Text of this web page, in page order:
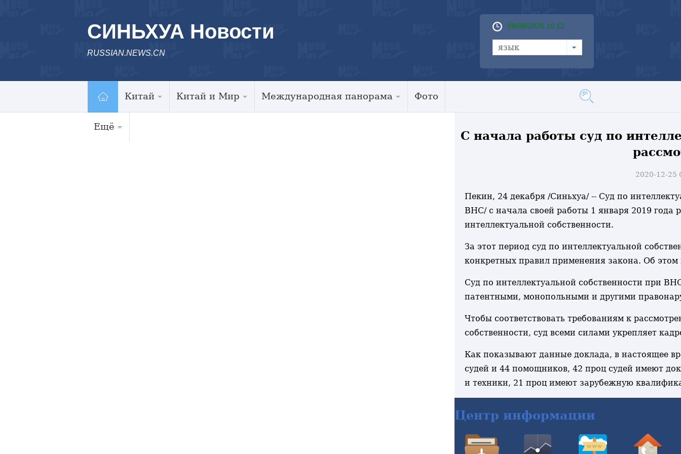
СИНЬХУА Новости
RUSSIAN.NEWS.CN
08/08/2026 16:12
язык
Китай Китай и Мир Международная панорама Фото
Ещё
С начала работы суд по
2020-12-25
Пекин, 24 декабря /Синьхуа/ -- Суд по
ВНС/ с начала своей работы 1 января 2019 года
интеллектуальной собственности.
За этот период суд по интеллектуальной
конкретных правил применения закона. Об этом
Суд по интеллектуальной собственности при
патентными, монопольными и другими
Чтобы соответствовать требованиям к
собственности, суд всеми силами укрепляет
Как показывают данные доклада, в настоящее
судей и 44 помощников, 42 проц судей имеют
и техники, 21 проц имеют зарубежную
Центр информации